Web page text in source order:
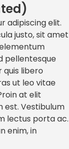
adipiscing elit.
justo, sit amet
pellentesque
libero
ut leo vitae
at elit
est. Vestibulum
lectus porta ac.
enim, in